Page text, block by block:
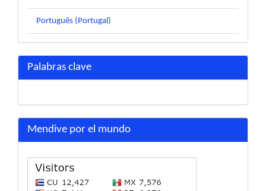
Português (Portugal)
Palabras clave
Mendive por el mundo